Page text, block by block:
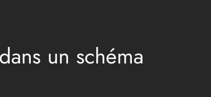
un schéma